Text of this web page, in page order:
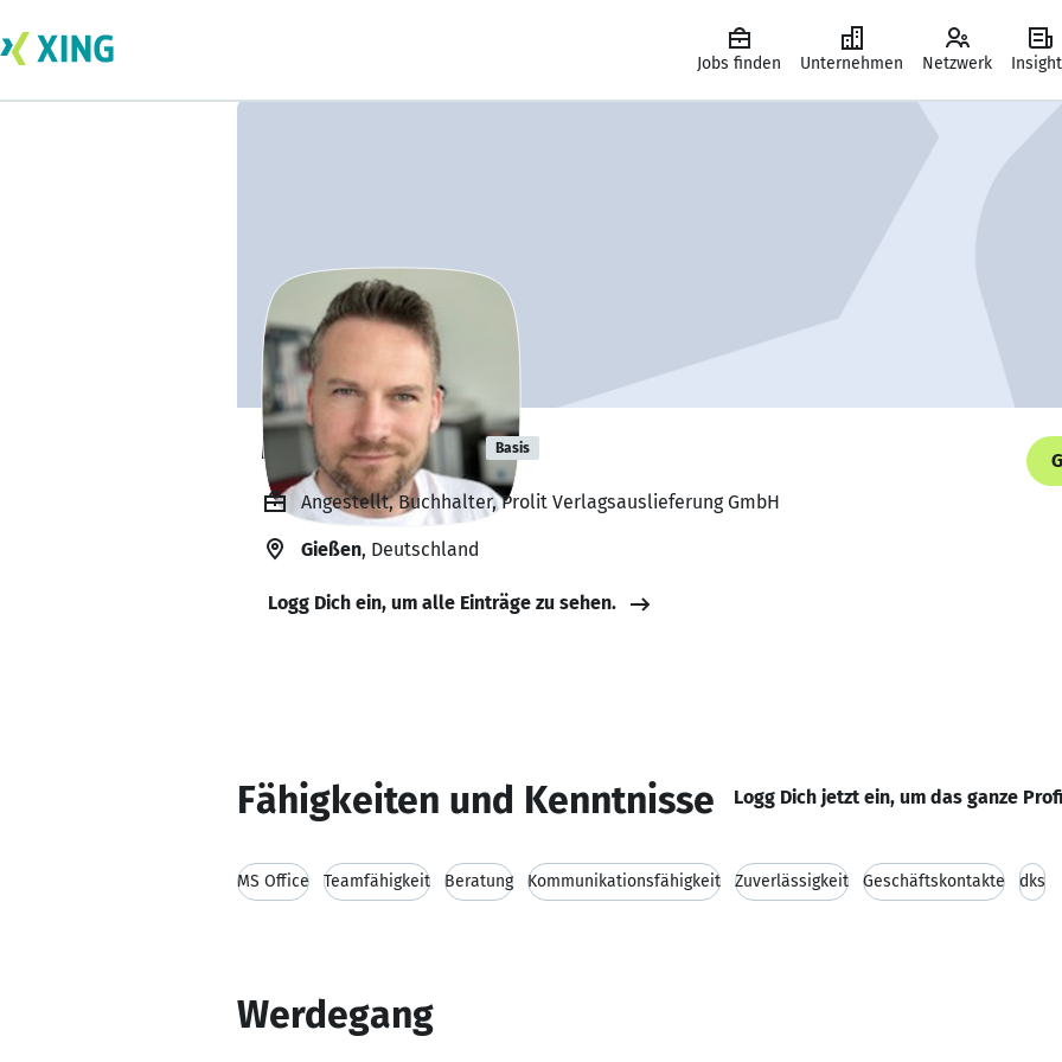
Jobs finden Unternehmen Netzwerk
Martin Paulick Basis
Angestellt, Buchhalter, Prolit Verlagsauslieferung GmbH
Gießen, Deutschland
Logg Dich ein, um alle Einträge zu sehen.
Fähigkeiten und Kenntnisse Logg Dich jetzt ein, um das ganze
MS Office Teamfähigkeit Beratung Kommunikationsfähigkeit Zuverlässigkeit Geschäftskontakte dks
Werdegang